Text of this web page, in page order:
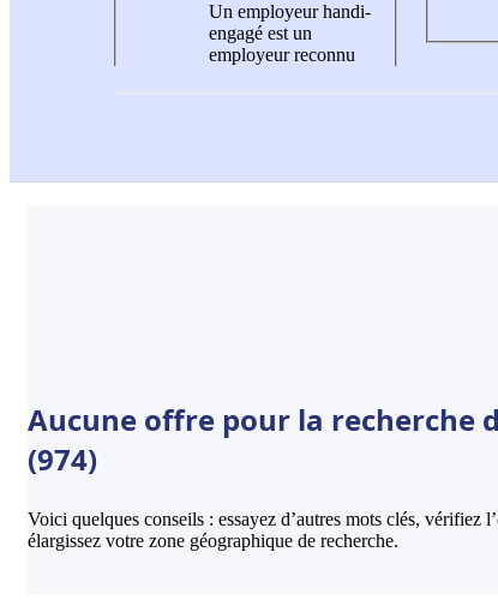
Un employeur handi-
engagé est un
employeur reconnu
Aucune offre pour la recherche
(974)
Voici quelques conseils : essayez d’autres mots clés, vérifiez
élargissez votre zone géographique de recherche.